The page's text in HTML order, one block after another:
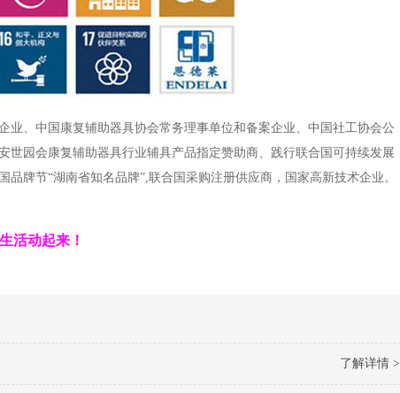
、中国康复辅助器具协会常务理事单位和备案企业、中国社工协会公
园会康复辅助器具行业辅具产品指定赞助商、践行联合国可持续发展
牌节“湖南省知名品牌”,联合国采购注册供应商，国家高新技术企业。
活动起来！
了解详情 >